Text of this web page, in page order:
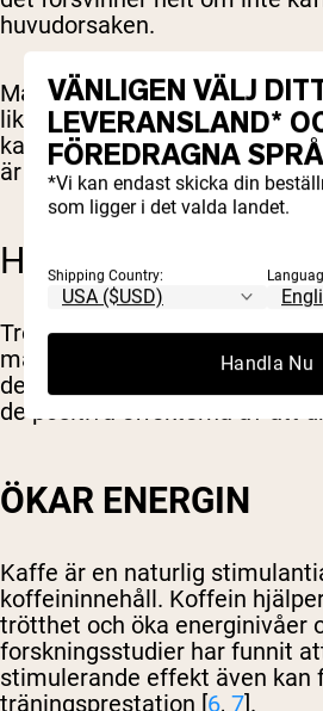
huvudorsaken.
Många andra livsmedel och
liknande symtom. Det enda
kaffe är orsaken till dessa
är att sluta med det och se
HÄLSOFÖRDELAR
Trots att man kan uppleva
matsmältningsbesvär när
det ge flera hälsofördelar.
de positiva effekterna av att
ÖKAR ENERGIN
Kaffe är en naturlig
koffeininnehåll. Koffein
trötthet och öka energinivåer
forskningsstudier har funnit
stimulerande effekt även kan
träningsprestation [6, 7].
VÄNLIGEN VÄLJ
LEVERANSLAND*
FÖREDRAGNA
*Vi kan endast skicka din
som ligger i det valda landet.
Shipping Country:
Handla Nu